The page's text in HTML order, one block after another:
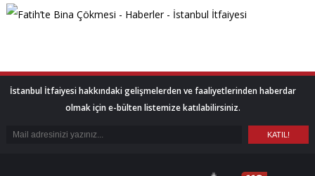
İstanbul İtfaiyesi hakkındaki gelişmelerden ve faaliyetlerinden haberdar
olmak için e-bülten listemize katılabilirsiniz.